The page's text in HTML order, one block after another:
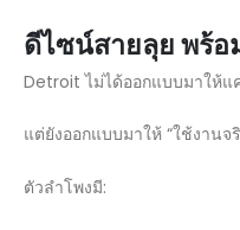
ดีไซน์สายลุย พร้
Detroit ไม่ได้ออกแบบมาให้แค่
แต่ยังออกแบบมาให้ “ใช้งานจ
ตัวลำโพงมี: